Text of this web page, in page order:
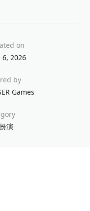
on
6, 2026
by
Games
演